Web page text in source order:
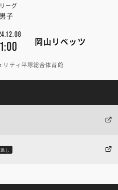
ーグ
男子
岡山リベッツ
リティ平塚総合体育館
し